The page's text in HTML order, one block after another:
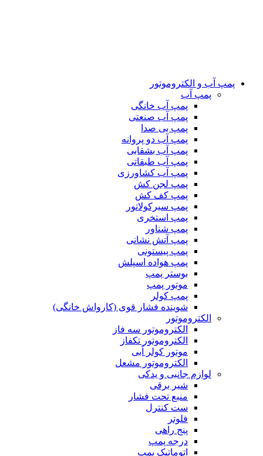
پمپ آب و الکتروموتور
پمپ آب
پمپ آب خانگی
پمپ آب صنعتی
پمپ بی صدا
پمپ آب دو پروانه
پمپ آب بشقابی
پمپ آب طبقاتی
پمپ آب کشاورزی
پمپ لجن کش
پمپ کف کش
پمپ سیرکولاتور
پمپ استخری
پمپ شناور
پمپ آتش نشانی
پمپ پیستونی
پمپ هواده اسپلش
بوستر پمپ
موتور پمپ
پمپ کولر
شوینده فشار قوی (کارواش خانگی)
الکتروموتور
الکتروموتور سه فاز
الکتروموتور تکفاز
موتور کولر آبی
الکتروموتور مشعل
لوازم جانبی و یدکی
شیر برقی
منبع تحت فشار
ست کنترل
فلوتر
پنج راهی
درجه پمپ
اتوماتیک پمپ